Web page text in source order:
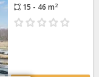
15 - 46 m2